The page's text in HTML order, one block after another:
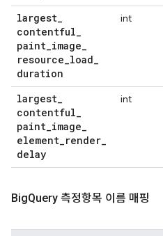
largest_
contentful_
paint_image_
resource_load_
duration
int
largest_
contentful_
paint_image_
element_render_
delay
int
BigQuery 측정항목 이름 매핑